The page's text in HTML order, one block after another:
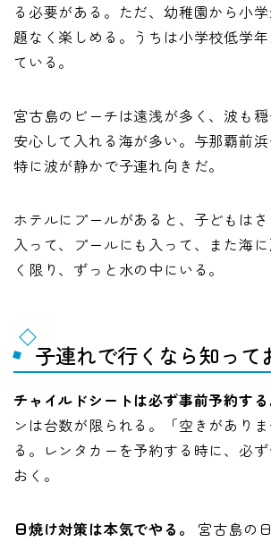
る必要がある。ただ、幼稚園から小
題なく楽しめる。うちは小学校低学
ている。
宮古島のビーチは遠浅が多く、波も
安心して入れる海が多い。与那覇前浜
特に波が静かで子連れ向きだ。
ホテルにプールがあると、子どもは
入って、プールにも入って、また海
く限り、ずっと水の中にいる。
子連れで行くなら知って
チャイルドシートは必ず事前予約する
ンは台数が限られる。「空きがあり
る。レンタカーを予約する時に、必
おく。
日焼け対策は本気でやる。
宮古島の